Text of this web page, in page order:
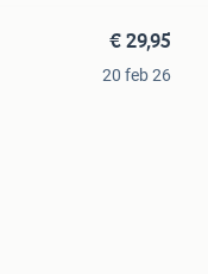
€ 29,95
20 feb 26